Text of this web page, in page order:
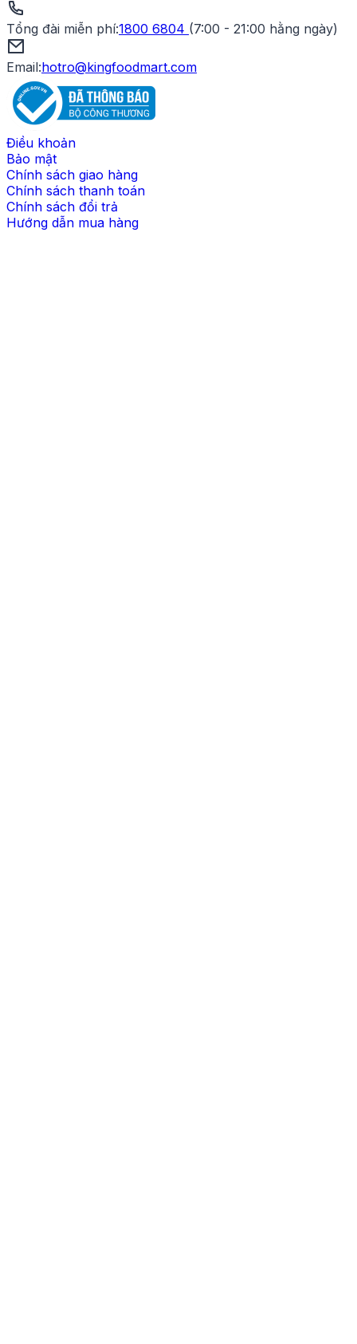
Tổng đài miễn phí:1800 6804 (7:00 - 21:00 hằng ngày)
Email:hotro@kingfoodmart.com
Điều khoản
Bảo mật
Chính sách giao hàng
Chính sách thanh toán
Chính sách đổi trả
Hướng dẫn mua hàng